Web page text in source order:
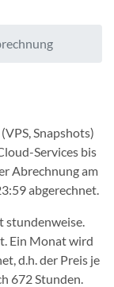
Snapshots)
Services bis
Abrechnung am
abgerechnet.
stundenweise.
Ein Monat wird
d.h. der Preis je
672 Stunden.